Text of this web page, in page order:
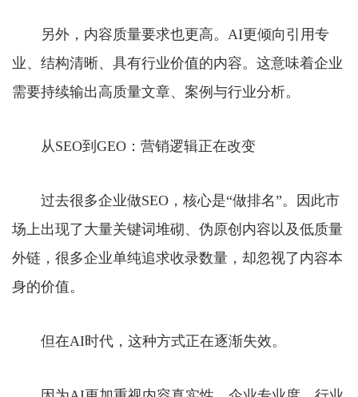
另外，内容质量要求也更高。AI更倾向引用专
业、结构清晰、具有行业价值的内容。这意味着企业
需要持续输出高质量文章、案例与行业分析。
从SEO到GEO：营销逻辑正在改变
过去很多企业做SEO，核心是“做排名”。因此市
场上出现了大量关键词堆砌、伪原创内容以及低质量
外链，很多企业单纯追求收录数量，却忽视了内容本
身的价值。
但在AI时代，这种方式正在逐渐失效。